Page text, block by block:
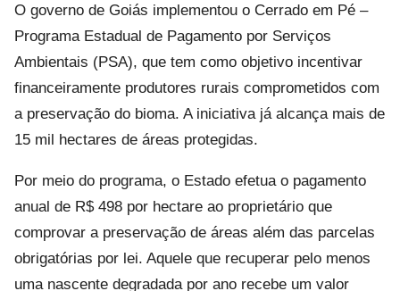
O governo de Goiás implementou o Cerrado em Pé –
Programa Estadual de Pagamento por Serviços
Ambientais (PSA), que tem como objetivo incentivar
financeiramente produtores rurais comprometidos com
a preservação do bioma. A iniciativa já alcança mais de
15 mil hectares de áreas protegidas.
Por meio do programa, o Estado efetua o pagamento
anual de R$ 498 por hectare ao proprietário que
comprovar a preservação de áreas além das parcelas
obrigatórias por lei. Aquele que recuperar pelo menos
uma nascente degradada por ano recebe um valor